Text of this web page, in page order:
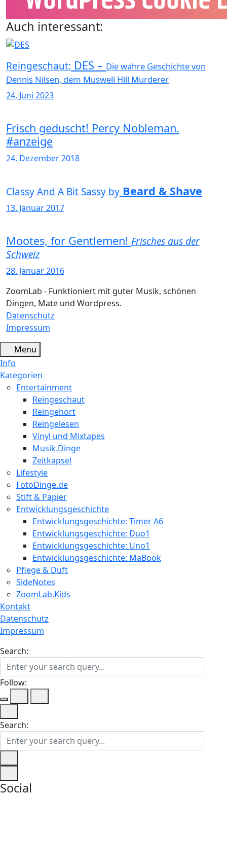
Auch interessant:
Reingeschaut: DES – Die wahre Geschichte von
Dennis Nilsen, dem Muswell Hill Murderer
24. Juni 2023
Frisch geduscht! Percy Nobleman.
#anzeige
24. Dezember 2018
Classy And A Bit Sassy by Beard & Shave
13. Januar 2017
Mootes, for Gentlemen! Frisches aus der
Schweiz
28. Januar 2016
ZoomLab - Funktioniert mit guter Musik, schönen
Dingen, Mate und Wordpress.
Datenschutz
Impressum
Menu
Info
Kategorien
Entertainment
Reingeschaut
Reingehört
Reingelesen
Vinyl und Mixtapes
Musik.Dinge
Zeitkapsel
Lifestyle
FotoDinge.de
Stift & Papier
Entwicklungsgeschichte
Entwicklungsgeschichte: Timer A6
Entwicklungsgeschichte: Duo1
Entwicklungsgeschichte: Uno1
Entwicklungsgeschichte: MaBook
Pflege & Duft
SideNotes
ZoomLab.Kids
Kontakt
Datenschutz
Impressum
Search:
Follow:
Search:
Social